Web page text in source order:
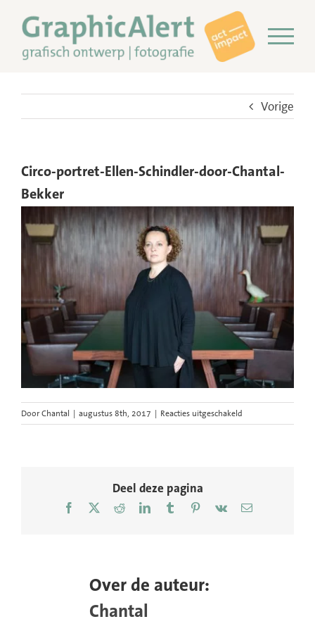
naar
inhoud
Vorige
Circo-portret-Ellen-Schindler-door-Chantal-
Bekker
DoorChantal | augustus 8th, 2017 | Reacties uitgeschakeld
Circo-
Bekker
Deel deze pagina
Facebook
X RedditLinkedInTumblrPinterest
Vk
E-
Over de auteur:
Chantal